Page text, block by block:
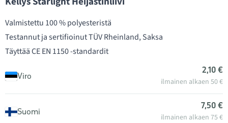
Valmistettu 100 % polyesteristä
Testannut ja sertifioinut TÜV Rheinland, Saksa
Täyttää CE EN 1150 -standardit
Viro
2,10 €
ilmainen alkaen 50 €
Suomi
7,50 €
ilmainen alkaen 75 €